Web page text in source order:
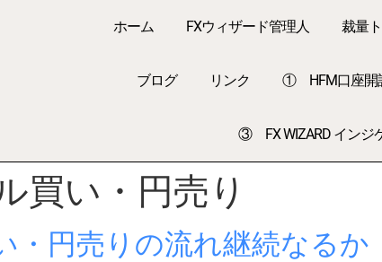
ホーム FXウィザード管理人 裁量
ブログ リンク ① HFM口座開
③ FX WIZARD インジ
買い・円売り
・円売りの流れ継続なる